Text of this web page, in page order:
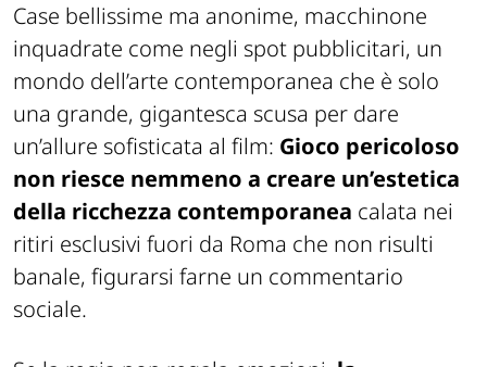
Case bellissime ma anonime, macchinone
inquadrate come negli spot pubblicitari, un
mondo dell’arte contemporanea che è solo
una grande, gigantesca scusa per dare
un’allure sofisticata al film: Gioco pericoloso
non riesce nemmeno a creare un’estetica
della ricchezza contemporanea calata nei
ritiri esclusivi fuori da Roma che non risulti
banale, figurarsi farne un commentario
sociale.